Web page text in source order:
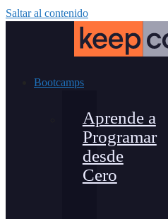
Saltar al contenido
Bootcamps
Aprende a
Programar
desde
Cero